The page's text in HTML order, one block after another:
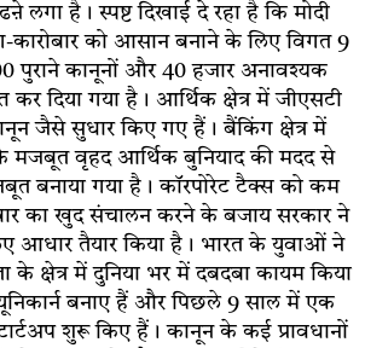
लगा है। स्पष्ट दिखाई दे रहा है कि मोदी
कारोबार को आसान बनाने के लिए विगत 9
पुराने कानूनों और 40 हजार अनावश्यक
दिया गया है। आर्थिक क्षेत्र में जीएसटी
जैसे सुधार किए गए हैं। बैंकिंग क्षेत्र में
मजबूत वृहद आर्थिक बुनियाद की मदद से
बनाया गया है। कॉरपोरेट टैक्स को कम
का खुद संचालन करने के बजाय सरकार ने
आधार तैयार किया है। भारत के युवाओं ने
के क्षेत्र में दुनिया भर में दबदबा कायम किया
बनाए हैं और पिछले 9 साल में एक
शुरू किए हैं। कानून के कई प्रावधानों